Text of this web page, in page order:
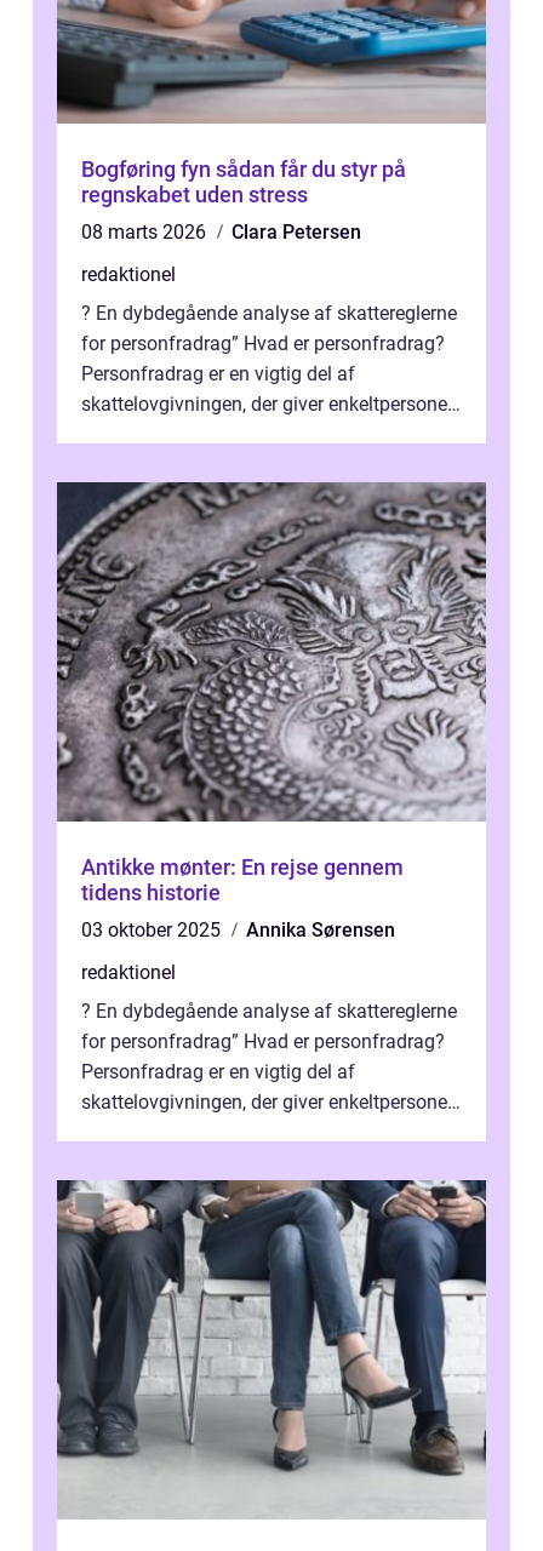
Bogføring fyn sådan får du styr på
regnskabet uden stress
08 marts 2026
Clara Petersen
redaktionel
? En dybdegående analyse af skattereglerne
for personfradrag” Hvad er personfradrag?
Personfradrag er en vigtig del af
skattelovgivningen, der giver enkeltpersoner
Antikke mønter: En rejse gennem
tidens historie
03 oktober 2025
Annika Sørensen
redaktionel
? En dybdegående analyse af skattereglerne
for personfradrag” Hvad er personfradrag?
Personfradrag er en vigtig del af
skattelovgivningen, der giver enkeltpersoner